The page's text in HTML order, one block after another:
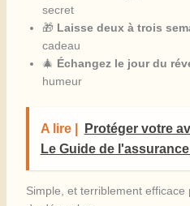
secret
🎁 Laisse deux à trois
cadeau
🎄 Échangez le jour du
humeur
A lire |
Protéger votre
Le Guide de
Simple, et terriblement